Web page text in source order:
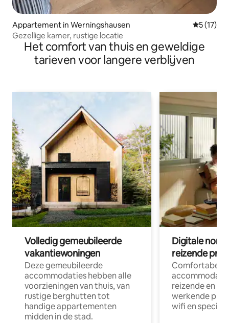
Appartement in Werningshausen
5 (17)
Gezellige kamer, rustige locatie
Het comfort van thuis en geweldige
tarieven voor langere verblijven
Volledig gemeubileerde
vakantiewoningen
Deze gemeubileerde
accommodaties hebben alle
voorzieningen van thuis, van
rustige berghutten tot
handige appartementen
midden in de stad.
Digitale
reizende
Comfortabele
reizende en
werkende
wifi en